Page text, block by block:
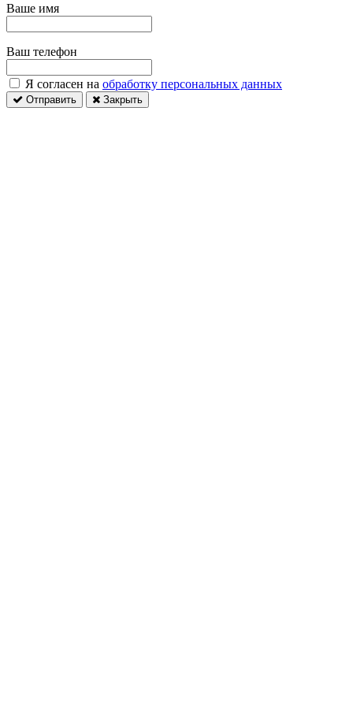
Ваше имя
Ваш телефон
Я согласен на обработку персональных данных
Отправить Закрыть